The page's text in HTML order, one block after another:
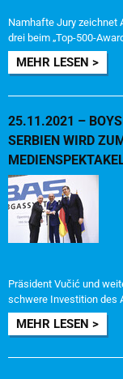
Namhafte Jury zeichnet
drei beim „Top-500-
MEHR LESEN >
25.11.2021 –
SERBIEN WIRD
Präsident Vučić und
schwere Investition des
MEHR LESEN >